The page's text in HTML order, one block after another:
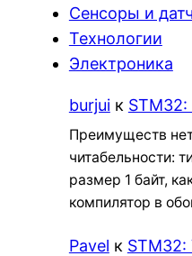
Сенсоры и
Технологии
Электроника
burjuiк
Преимуществ
читабельности:
размер 1 байт,
компилятор в
Pavel к